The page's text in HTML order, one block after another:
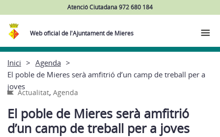
Atenció Ciutadana 972 680 184
Web oficial de l'Ajuntament de Mieres
Inici
Agenda
El poble de Mieres serà amfitrió d’un camp de treball per a
joves
Actualitat, Agenda
El poble de Mieres serà amfitrió
d’un camp de treball per a joves